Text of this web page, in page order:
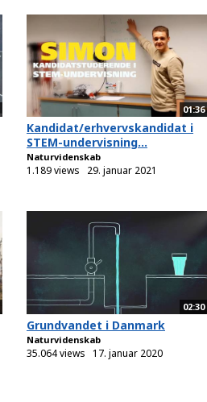
01:36
Kandidat/erhvervskandidat i
STEM-undervisning...
Naturvidenskab
1.189 views 29. januar 2021
02:30
Grundvandet i Danmark
Naturvidenskab
35.064 views 17. januar 2020